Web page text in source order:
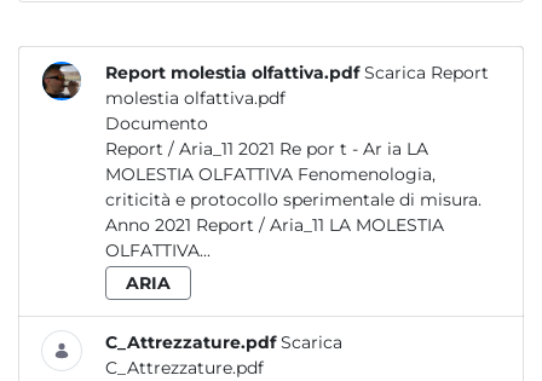
Report molestia olfattiva.pdf Scarica Report
molestia olfattiva.pdf
Documento
Report / Aria_11 2021 Re por t - Ar ia LA
MOLESTIA OLFATTIVA Fenomenologia,
criticità e protocollo sperimentale di misura.
Anno 2021 Report / Aria_11 LA MOLESTIA
OLFATTIVA...
ARIA
C_Attrezzature.pdf Scarica
C_Attrezzature.pdf